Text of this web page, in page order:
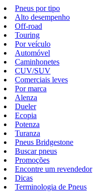
Pneus por tipo
Alto desempenho
Off-road
Touring
Por veículo
Automóvel
Caminhonetes
CUV/SUV
Comerciais leves
Por marca
Alenza
Dueler
Ecopia
Potenza
Turanza
Pneus Bridgestone
Buscar pneus
Promoções
Encontre um revendedor
Dicas
Terminologia de Pneus